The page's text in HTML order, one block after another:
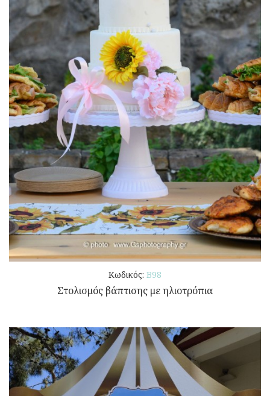
Κωδικός: Β98
Στολισμός βάπτισης με ηλιοτρόπια